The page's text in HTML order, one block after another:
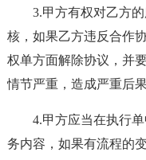
3.甲方有权对乙方
核，如果乙方违反合作
权单方面解除协议，并
情节严重，造成严重后
4.甲方应当在执行
务内容，如果有流程的